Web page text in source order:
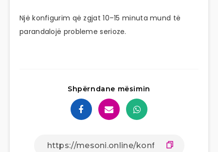
Një konfigurim që zgjat 10–15 minuta mund të
parandalojë probleme serioze.
Shpërndane mësimin